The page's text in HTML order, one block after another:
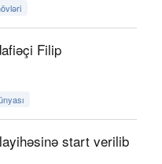
Filip
start verilib